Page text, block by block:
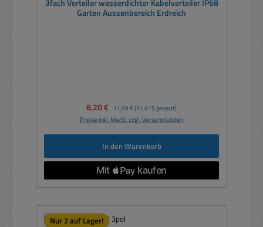
3fach Verteiler wasserdichter Kabelverteiler IP68
Garten Aussenbereich Erdreich
Verkaufspreis:
8,20 € Regulärer Preis:
11,99 € (31.61% gespart)
Preise inkl. MwSt. zzgl. Versandkosten
In den Warenkorb
Nur 2 auf Lager!